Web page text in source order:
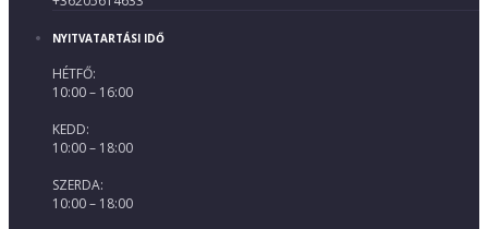
NYITVATARTÁSI IDŐ
HÉTFŐ:
10:00 – 16:00
KEDD:
10:00 – 18:00
SZERDA:
10:00 – 18:00